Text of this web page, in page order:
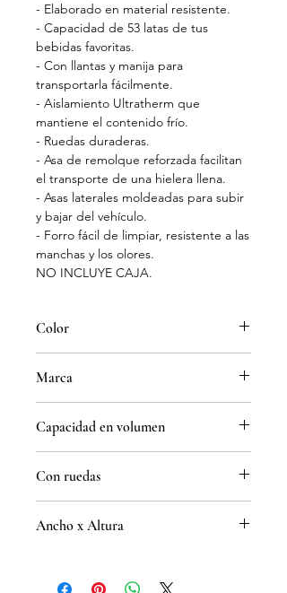
- Elaborado en material resistente.
- Capacidad de 53 latas de tus
bebidas favoritas.
- Con llantas y manija para
transportarla fácilmente.
- Aislamiento Ultratherm que
mantiene el contenido frío.
- Ruedas duraderas.
- Asa de remolque reforzada facilitan
el transporte de una hielera llena.
- Asas laterales moldeadas para subir
y bajar del vehículo.
- Forro fácil de limpiar, resistente a las
manchas y los olores.
NO INCLUYE CAJA.
Color
Marca
Capacidad en volumen
Con ruedas
Ancho x Altura